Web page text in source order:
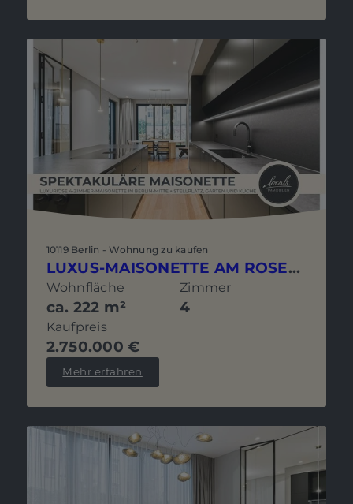
10119 Berlin - Wohnung zu kaufen
LUXUS-MAISONETTE AM ROSENTHALER PLATZ MIT GARTEN, STELLPLATZ UND PERSPEKTIVE ZUR EIGENNUTZUNG
Wohnfläche
ca. 222 m²
Zimmer
4
Kaufpreis
2.750.000 €
Mehr erfahren